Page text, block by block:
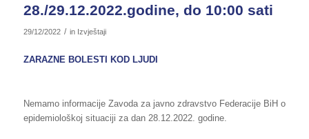
28./29.12.2022.godine, do 10:00 sati
29/12/2022 / in Izvještaji
ZARAZNE BOLESTI KOD LJUDI
Nemamo informacije Zavoda za javno zdravstvo Federacije BiH o
epidemiološkoj situaciji za dan 28.12.2022. godine.